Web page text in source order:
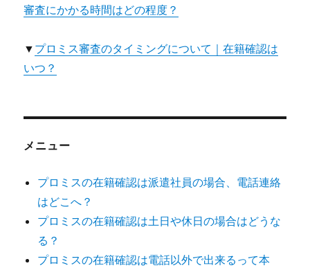
審査にかかる時間はどの程度？
▼ プロミス審査のタイミングについて｜在籍確認は
いつ？
メニュー
プロミスの在籍確認は派遣社員の場合、電話連絡
はどこへ？
プロミスの在籍確認は土日や休日の場合はどうな
る？
プロミスの在籍確認は電話以外で出来るって本